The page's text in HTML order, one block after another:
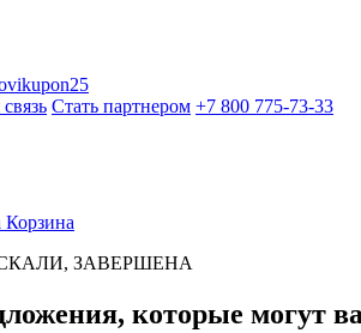
Стать партнером +7 800 775-73-33
Корзина
ЗАВЕРШЕНА
которые могут